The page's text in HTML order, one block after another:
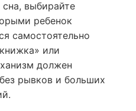
сна, выбирайте
ребенок
самостоятельно
или
должен
рывков и больших